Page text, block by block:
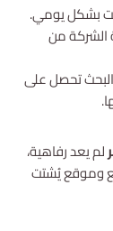
بشكل يومي.
من
تحصل على
لم يعد رفاهية،
وموقع يُشتت